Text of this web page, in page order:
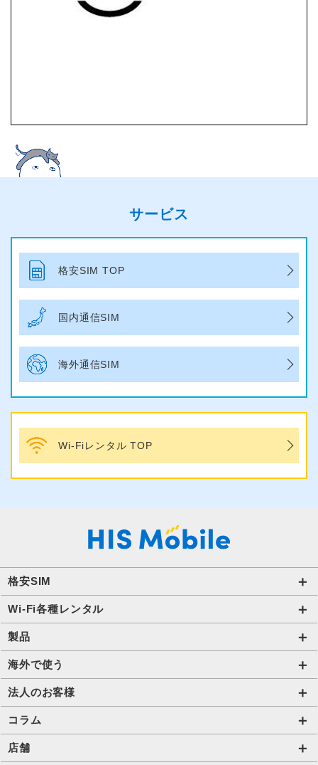
サービス
格安SIM TOP
国内通信SIM
海外通信SIM
Wi-Fiレンタル TOP
格安SIM
国内通信SIM一覧
自由自在2.0プラン
ビタッ！プラン
販売終了したプラン
Wi-Fi各種レンタル
法人のお客様トップページ
海外短期レンタル HIS Wi-Fi
国内外長期レンタル HIS Wi-Fi PLUS+
携帯レンタル
製品
オンラインショップ
HIS Mobileケア
海外で使う
海外通信一覧
海外短期レンタル HIS Wi-Fi
国内外長期レンタル HIS Wi-Fi PLUS+
法人のお客様
サービス一覧【法人】
格安SIM【法人】
コラム
コラムTOP
店舗